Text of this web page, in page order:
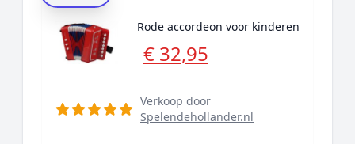
Rode accordeon voor kinderen
€ 32,95
Verkoop door
Spelendehollander.nl